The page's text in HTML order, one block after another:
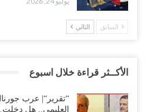
السابق التالي
الأكــثر قراءة خلال اسبوع
“تقرير“| عرب
العليمي.. هل